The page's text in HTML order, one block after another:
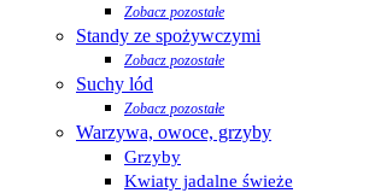
Zobacz pozostałe
Standy ze spożywczymi
Zobacz pozostałe
Suchy lód
Zobacz pozostałe
Warzywa, owoce, grzyby
Grzyby
Kwiaty jadalne świeże